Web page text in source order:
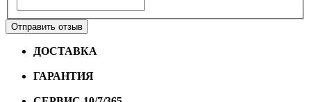
Отправить отзыв
ДОСТАВКА
ГАРАНТИЯ